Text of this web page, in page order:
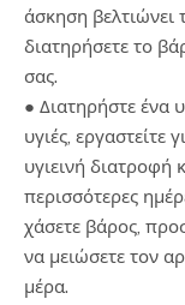
άσκηση βελτιώνει
διατηρήσετε το
σας.
● Διατηρήστε ένα
υγιές, εργαστείτε
υγιεινή διατροφή
περισσότερες
χάσετε βάρος,
να μειώσετε τον
μέρα.